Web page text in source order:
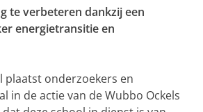
te verbeteren dankzij een
energietransitie en
plaatst onderzoekers en
in de actie van de Wubbo Ockels